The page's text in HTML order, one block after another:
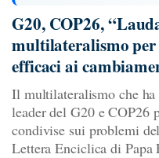
G20, COP26,
multilateralismo per
efficaci ai
Il multilateralismo che
leader del G20 e COP26
condivise sui problemi
Lettera Enciclica di Papa